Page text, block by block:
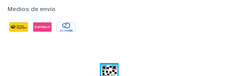
Medios de envío